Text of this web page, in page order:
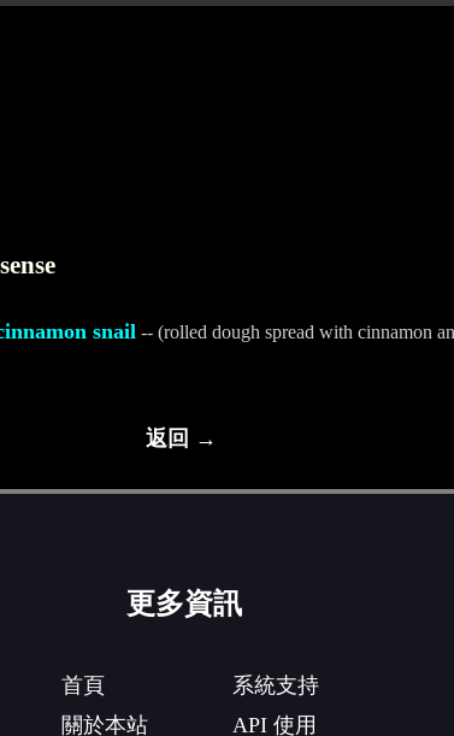
snail -- (rolled dough spread with cinnamon
返回 →
更多資訊
首頁
關於本站
系統支持
API 使用